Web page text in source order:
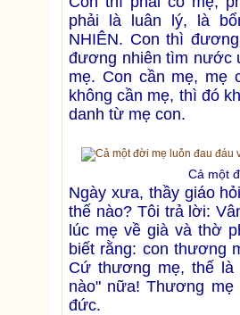
phải là luân lý, là
NHIÊN. Con thì
đương nhiên tìm nước
mẹ. Con cần mẹ, mẹ
không cần mẹ, thì đó
danh từ mẹ con.
Cả một
Ngày xưa, thầy giáo
thế nào? Tôi trả lời:
lúc mẹ về già và thờ
biết rằng: con thương
Cứ thương mẹ, thế là
nào" nữa! Thương
đức.